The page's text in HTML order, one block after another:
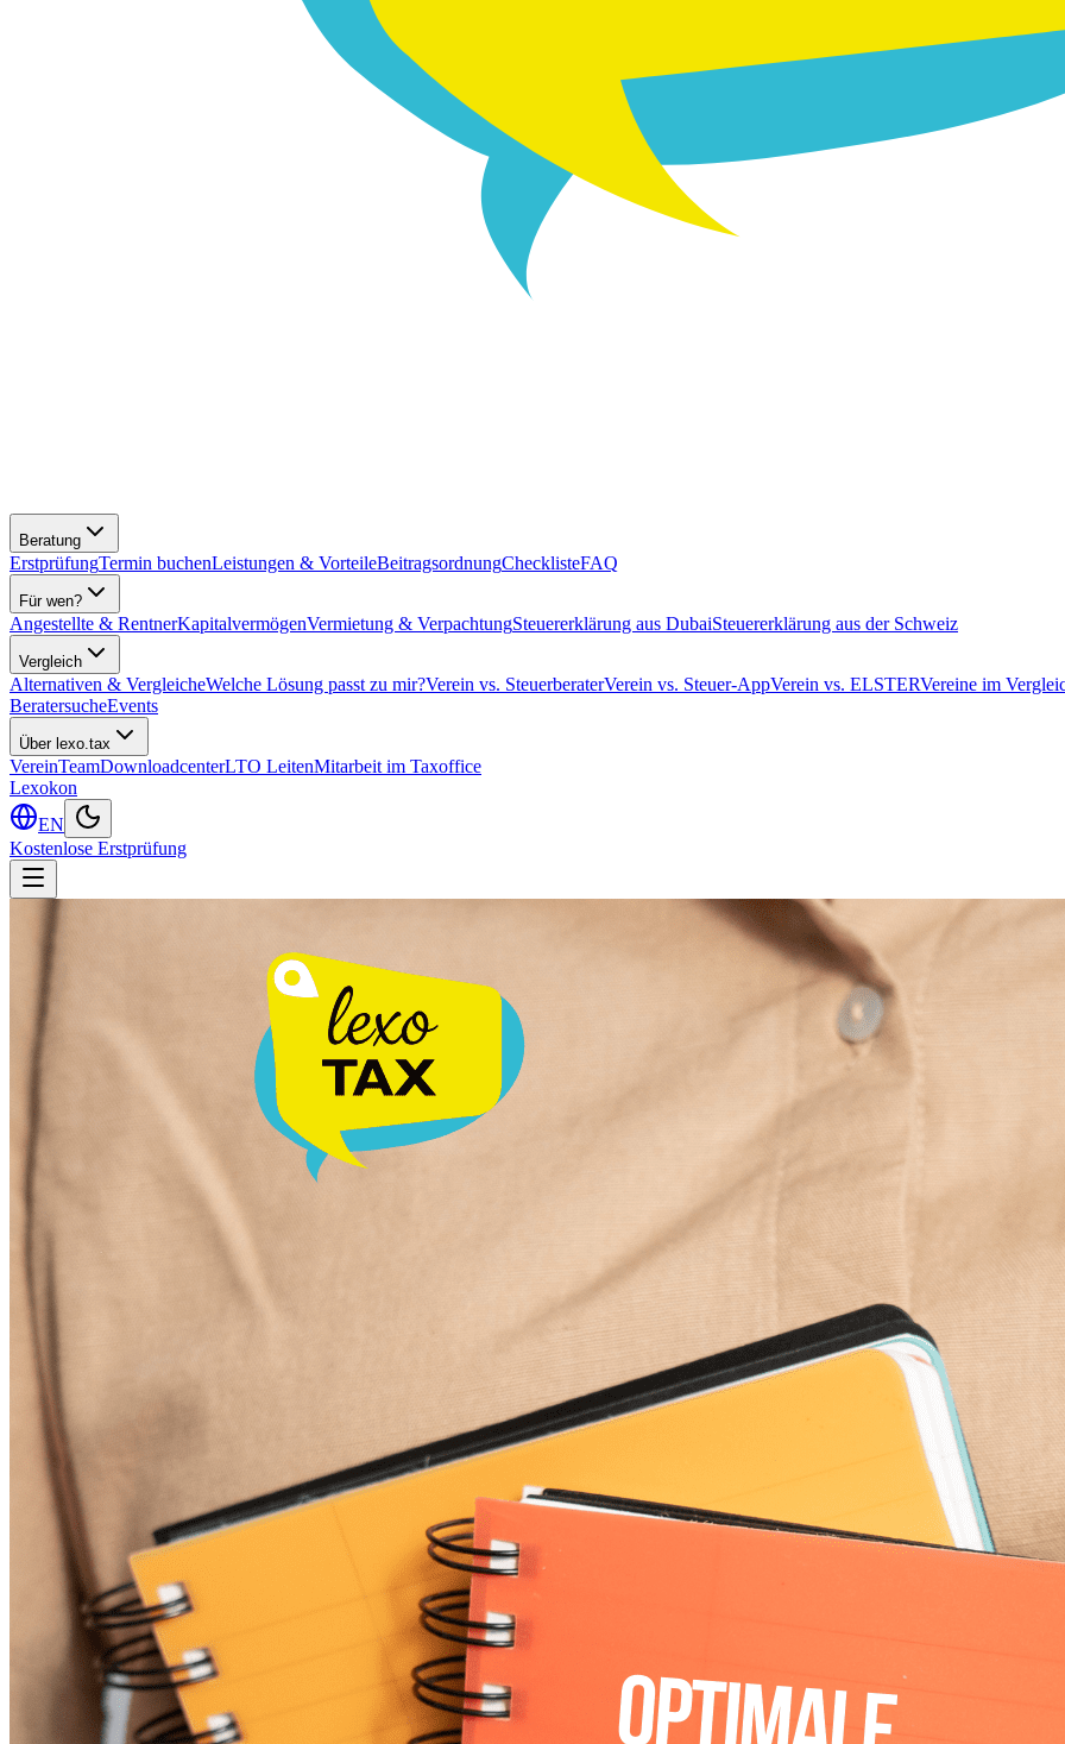
Beratung
ErstprüfungTermin buchenLeistungen & VorteileBeitragsordnungChecklisteFAQ
Für wen?
Angestellte & RentnerKapitalvermögenVermietung & VerpachtungSteuererklärung aus DubaiSteuererklärung aus der Schweiz
Vergleich
Alternativen & VergleicheWelche Lösung passt zu mir?Verein vs. SteuerberaterVerein vs. Steuer-AppVerein vs. ELSTERVereine im
BeratersucheEvents
Über lexo.tax
VereinTeamDownloadcenterLTO LeitenMitarbeit im Taxoffice
Lexokon
EN
Kostenlose Erstprüfung